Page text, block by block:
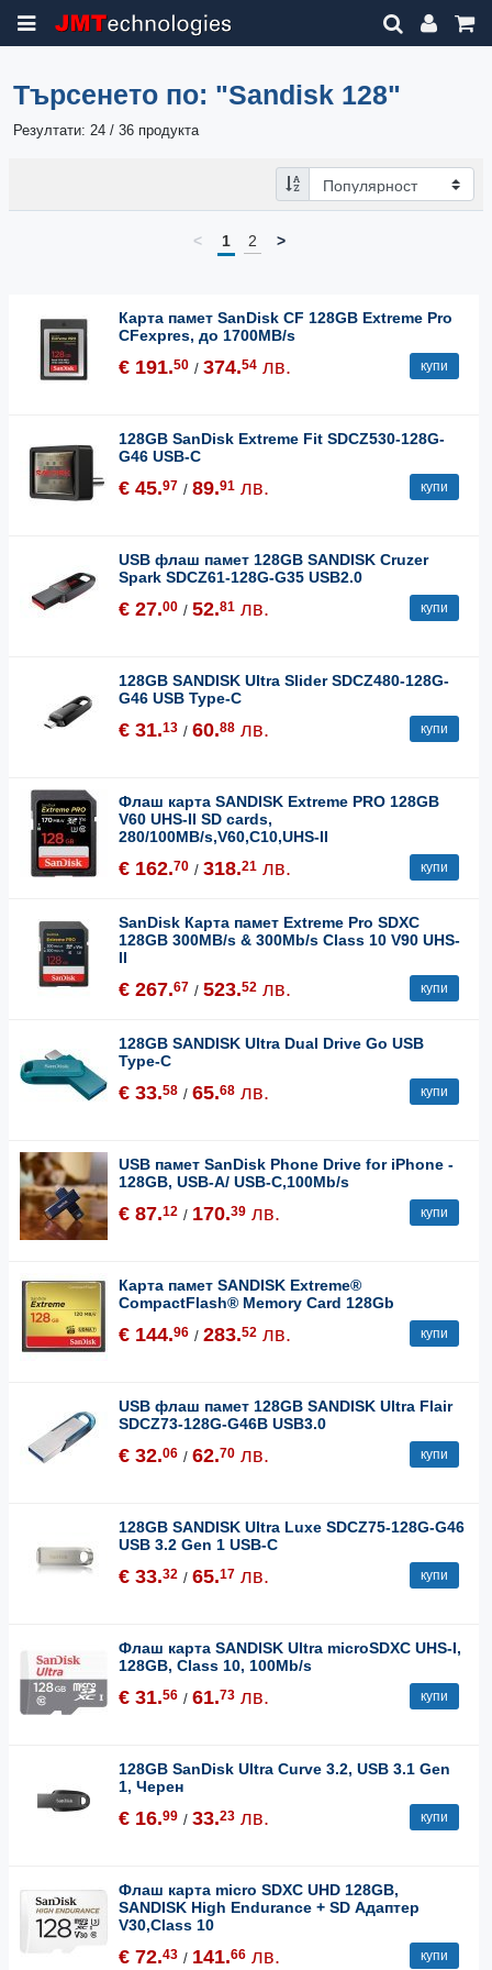
Търсенето по: "Sandisk 128"
Резултати: 24 / 36 продукта
< 1 2 >
Карта памет SanDisk CF 128GB Extreme Pro
CFexpres, до 1700MB/s
€ 191.50 / 374.54 лв. купи
128GB SanDisk Extreme Fit SDCZ530-128G-
G46 USB-C
€ 45.97 / 89.91 лв. купи
USB флаш памет 128GB SANDISK Cruzer
Spark SDCZ61-128G-G35 USB2.0
€ 27.00 / 52.81 лв. купи
128GB SANDISK Ultra Slider SDCZ480-128G-
G46 USB Type-C
€ 31.13 / 60.88 лв. купи
Флаш карта SANDISK Extreme PRO 128GB
V60 UHS-II SD cards,
280/100MB/s,V60,C10,UHS-II
€ 162.70 / 318.21 лв. купи
SanDisk Карта памет Extreme Pro SDXC
128GB 300MB/s & 300Mb/s Class 10 V90 UHS-
II
€ 267.67 / 523.52 лв. купи
128GB SANDISK Ultra Dual Drive Go USB
Type-C
€ 33.58 / 65.68 лв. купи
USB памет SanDisk Phone Drive for iPhone -
128GB, USB-A/ USB-C,100Mb/s
€ 87.12 / 170.39 лв. купи
Карта памет SANDISK Extreme®
CompactFlash® Memory Card 128Gb
€ 144.96 / 283.52 лв. купи
USB флаш памет 128GB SANDISK Ultra Flair
SDCZ73-128G-G46B USB3.0
€ 32.06 / 62.70 лв. купи
128GB SANDISK Ultra Luxe SDCZ75-128G-G46
USB 3.2 Gen 1 USB-C
€ 33.32 / 65.17 лв. купи
Флаш карта SANDISK Ultra microSDXC UHS-I,
128GB, Class 10, 100Mb/s
€ 31.56 / 61.73 лв. купи
128GB SanDisk Ultra Curve 3.2, USB 3.1 Gen
1, Черен
€ 16.99 / 33.23 лв. купи
Флаш карта micro SDXC UHD 128GB,
SANDISK High Endurance + SD Адаптер
V30,Class 10
€ 72.43 / 141.66 лв. купи